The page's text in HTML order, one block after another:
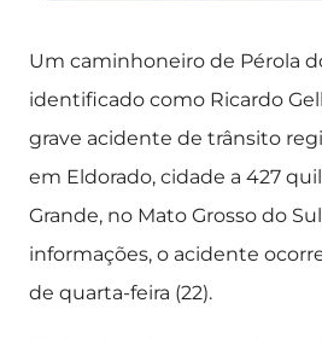
Um caminhoneiro de Pérola
identificado como Ricardo
grave acidente de trânsito
em Eldorado, cidade a 427
Grande, no Mato Grosso do
informações, o acidente
de quarta-feira (22).